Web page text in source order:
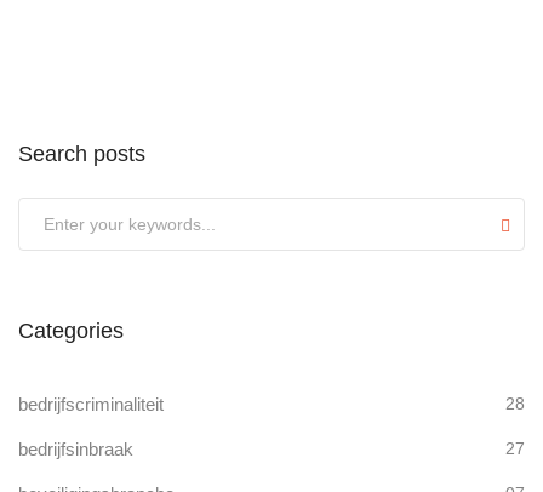
Search posts
Categories
bedrijfscriminaliteit 28
bedrijfsinbraak 27